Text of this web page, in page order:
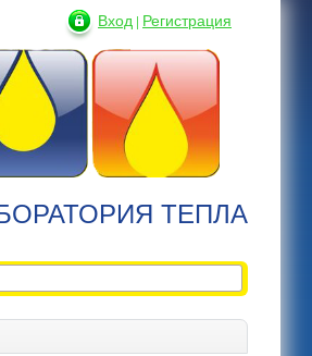
ТЕПЛА
Вход | Регистрация